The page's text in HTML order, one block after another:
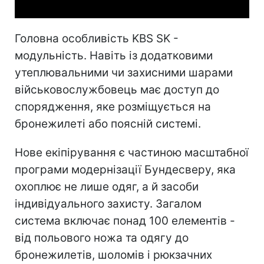
Головна особливість KBS SK -
модульність. Навіть із додатковими
утеплювальними чи захисними шарами
військовослужбовець має доступ до
спорядження, яке розміщується на
бронежилеті або поясній системі.
Нове екіпірування є частиною масштабної
програми модернізації Бундесверу, яка
охоплює не лише одяг, а й засоби
індивідуального захисту. Загалом
система включає понад 100 елементів -
від польового ножа та одягу до
бронежилетів, шоломів і рюкзачних